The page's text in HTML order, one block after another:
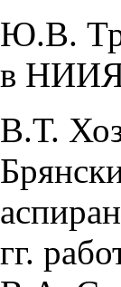
Ю.В.
в
В.Т.
гг.